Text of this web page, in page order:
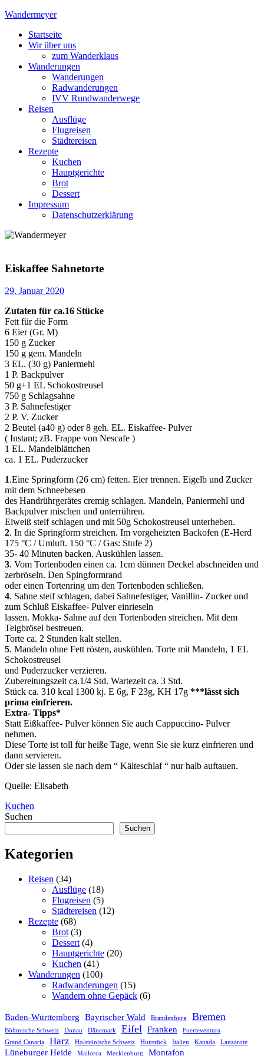
Skip
content
Wandermeyer
Das Wandern ist des Meyers Lust
Startseite
Wir über uns
zum Wanderklaus
Wanderungen
Wanderungen
Radwanderungen
IVV Rundwanderwege
Reisen
Ausflüge
Flugreisen
Städtereisen
Rezepte
Kuchen
Hauptgerichte
Brot
Dessert
Impressum
Datenschutzerklärung
Eiskaffee Sahnetorte
29. Januar 2020
Zutaten für ca.16 Stücke
Fett für die Form
6 Eier (Gr. M)
150 g Zucker
150 g gem. Mandeln
3 EL. (30 g) Paniermehl
1 P. Backpulver
50 g+1 EL Schokostreusel
750 g Schlagsahne
3 P. Sahnefestiger
2 P. V. Zucker
2 Beutel (a40 g) oder 8 geh. EL. Eiskaffee- Pulver
( Instant; zB. Frappe von Nescafe )
1 EL. Mandelblättchen
ca. 1 EL. Puderzucker
1.Eine Springform (26 cm) fetten. Eier trennen. Eigelb und Zucker
mit dem Schneebesen
des Handrührgerätes cremig schlagen. Mandeln, Paniermehl und
Backpulver mischen und unterrühren.
Eiweiß steif schlagen und mit 50g Schokostreusel unterheben.
2. In die Springform streichen. Im vorgeheizten Backofen (E-Herd
175 °C / Umluft. 150 °C / Gas: Stufe 2)
35- 40 Minuten backen. Auskühlen lassen.
3. Vom Tortenboden einen ca. 1cm dünnen Deckel abschneiden und
zerbröseln. Den Spingformrand
oder einen Tortenring um den Tortenboden schließen.
4. Sahne steif schlagen, dabei Sahnefestiger, Vanillin- Zucker und
zum Schluß Eiskaffee- Pulver einrieseln
lassen. Mokka- Sahne auf den Tortenboden streichen. Mit dem
Teigbrösel bestreuen.
Torte ca. 2 Stunden kalt stellen.
5. Mandeln ohne Fett rösten, auskühlen. Torte mit Mandeln, 1 EL
Schokostreusel
und Puderzucker verzieren.
Zubereitungszeit ca.1/4 Std. Wartezeit ca. 3 Std.
Stück ca. 310 kcal 1300 kj. E 6g, F 23g, KH 17g ***lässt sich
prima einfrieren.
Extra- Tipps*
Statt Eißkaffee- Pulver können Sie auch Cappuccino- Pulver
nehmen.
Diese Torte ist toll für heiße Tage, wenn Sie sie kurz einfrieren und
dann servieren.
Oder sie lassen sie nach dem “ Kälteschlaf “ nur halb auftauen.
Quelle: Elisabeth
Kuchen
Suchen
Suchen
Kategorien
Reisen (34)
Ausflüge (18)
Flugreisen (5)
Städtereisen (12)
Rezepte (68)
Brot (3)
Dessert (4)
Hauptgerichte (20)
Kuchen (41)
Wanderungen (100)
Radwanderungen (15)
Wandern ohne Gepäck (6)
Baden-Württemberg Bayrischer Wald Brandenburg Bremen
Böhmische Schweiz Donau Dänemark Eifel Franken
Fuerteventura
Grand Canaria
Harz Holsteinische Schweiz Hunsrück Italien Kanada Lanzarote
Lüneburger Heide Mallorca Mecklenburg Montafon